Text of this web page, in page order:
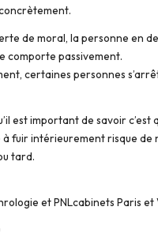
de moral, la personne en
comporte passivement.
certaines personnes
est important de savoir c’est
à fuir intérieurement risque de
tard.
et PNLcabinets Paris et